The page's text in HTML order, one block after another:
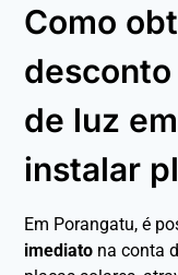
Como
de luz
instalar
Em Porangatu, é
imediato na conta